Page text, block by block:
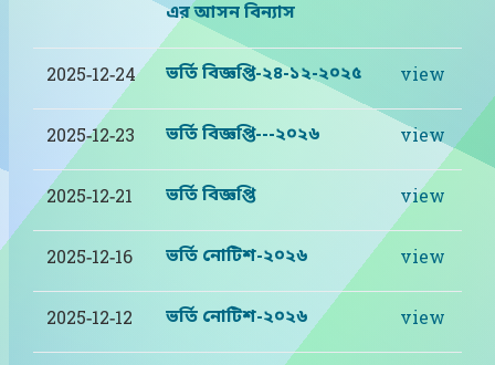
এর আসন বিন্যাস
2025-12-24 ভর্তি বিজ্ঞপ্তি-২৪-১২-২০২৫ view
2025-12-23 ভর্তি বিজ্ঞপ্তি---২০২৬ view
2025-12-21 ভর্তি বিজ্ঞপ্তি view
2025-12-16 ভর্তি নোটিশ-২০২৬ view
2025-12-12 ভর্তি নোটিশ-২০২৬ view